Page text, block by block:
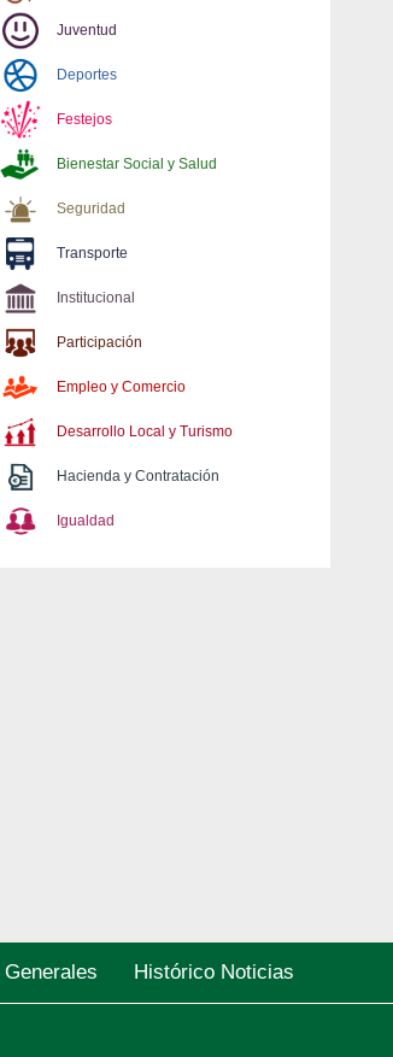
Juventud
Deportes
Festejos
Bienestar Social y Salud
Seguridad
Transporte
Institucional
Participación
Empleo y Comercio
Desarrollo Local y Turismo
Hacienda y Contratación
Igualdad
Histórico Noticias